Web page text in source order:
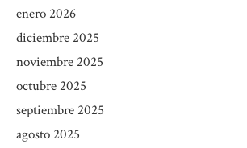
enero 2026
diciembre 2025
noviembre 2025
octubre 2025
septiembre 2025
agosto 2025